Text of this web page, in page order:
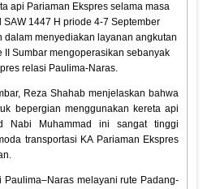
api Pariaman Ekspres selama masa
1447 H priode 4-7 September
dalam menyediakan layanan angkutan
II Sumbar mengoperasikan sebanyak
relasi Paulima-Naras.
Reza Shahab menjelaskan bahwa
bepergian menggunakan kereta api
Nabi Muhammad ini sangat tinggi
transportasi KA Pariaman Ekspres
Paulima–Naras melayani rute Padang-